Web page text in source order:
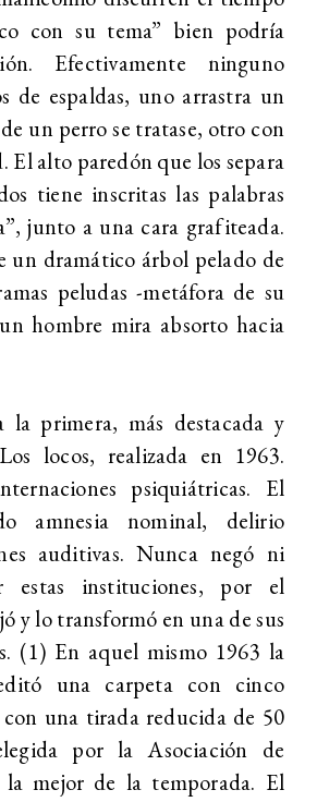
con su tema” bien podría
Efectivamente ninguno
de espaldas, uno arrastra un
un perro se tratase, otro con
El alto paredón que los separa
tiene inscritas las palabras
junto a una cara grafiteada.
un dramático árbol pelado de
peludas -metáfora de su
hombre mira absorto hacia
la primera, más destacada y
locos, realizada en 1963.
psiquiátricas. El
amnesia nominal, delirio
auditivas. Nunca negó ni
estas instituciones, por el
y lo transformó en una de sus
(1) En aquel mismo 1963 la
una carpeta con cinco
una tirada reducida de 50
por la Asociación de
mejor de la temporada. El